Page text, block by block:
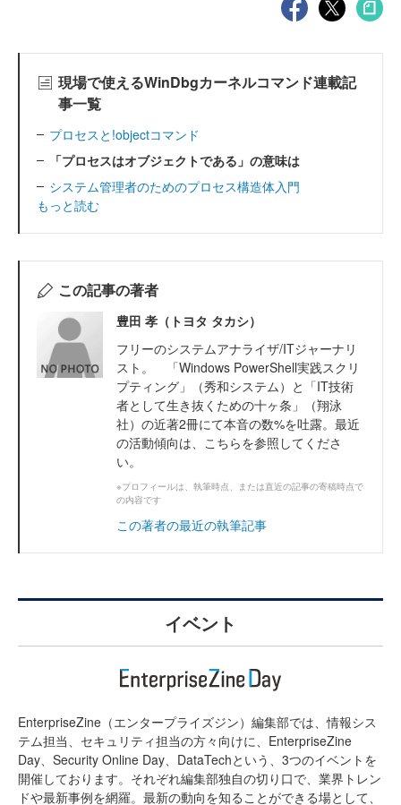
現場で使えるWinDbgカーネルコマンド連載記
事一覧
プロセスと!objectコマンド
「プロセスはオブジェクトである」の意味は
システム管理者のためのプロセス構造体入門
もっと読む
この記事の著者
豊田 孝（トヨタ タカシ）
フリーのシステムアナライザ/ITジャーナリ
スト。 「Windows PowerShell実践スクリ
プティング」（秀和システム）と「IT技術
者として生き抜くための十ヶ条」（翔泳
社）の近著2冊にて本音の数%を吐露。最近
の活動傾向は、こちらを参照してくださ
い。
※プロフィールは、執筆時点、または直近の記事の寄稿時点で
の内容です
この著者の最近の執筆記事
イベント
EnterpriseZine（エンタープライズジン）編集部では、情報シス
テム担当、セキュリティ担当の方々向けに、EnterpriseZine
Day、Security Online Day、DataTechという、3つのイベントを
開催しております。それぞれ編集部独自の切り口で、業界トレン
ドや最新事例を網羅。最新の動向を知ることができる場として、